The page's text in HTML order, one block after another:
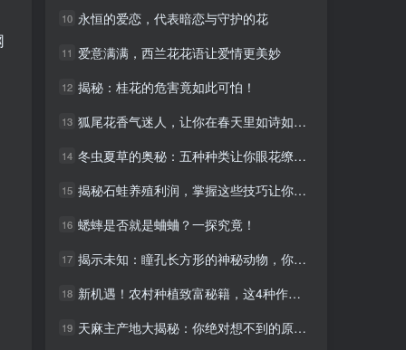
10 永恒的爱恋，代表暗恋与守护的花
11 爱意满满，西兰花花语让爱情更美妙
12 揭秘：桂花的危害竟如此可怕！
13 狐尾花香气迷人，让你在春天里如诗如画！
14 冬虫夏草的奥秘：五种种类让你眼花缭乱！
15 揭秘石蛙养殖利润，掌握这些技巧让你财源滚滚
16 蟋蟀是否就是蛐蛐？一探究竟！
17 揭示未知：瞳孔长方形的神秘动物，你知道吗？
18 新机遇！农村种植致富秘籍，这4种作物不容错过！
19 天麻主产地大揭秘：你绝对想不到的原因！
10 永恒的爱恋，代表暗恋与守护的花
11 爱意满满，西兰花花语让爱情更美妙
12 揭秘：桂花的危害竟如此可怕！
13 狐尾花香气迷人，让你在春天里如诗如画！
14 冬虫夏草的奥秘：五种种类让你眼花缭乱！
15 揭秘石蛙养殖利润，掌握这些技巧让你财源滚滚
16 蟋蟀是否就是蛐蛐？一探究竟！
17 揭示未知：瞳孔长方形的神秘动物，你知道吗？
18 新机遇！农村种植致富秘籍，这4种作物不容错过！
19 天麻主产地大揭秘：你绝对想不到的原因！